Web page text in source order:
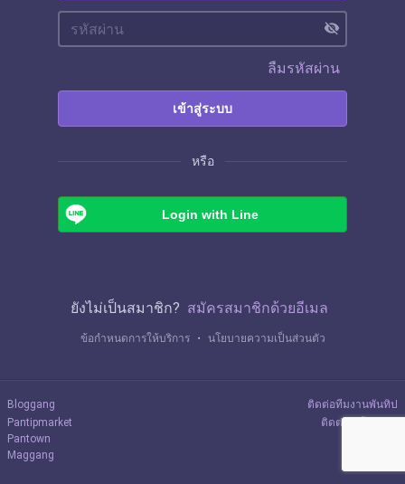
visibility_off
ลืมรหัสผ่าน
เข้าสู่ระบบ
หรือ
Login with Line
ยังไม่เป็นสมาชิก? สมัครสมาชิกด้วยอีเมล
ข้อกำหนดการให้บริการ ・ นโยบายความเป็นส่วนตัว
Bloggang
Pantipmarket
Pantown
Maggang
ติดต่อทีมงานพันทิป
ติดต่อลงโฆษณา